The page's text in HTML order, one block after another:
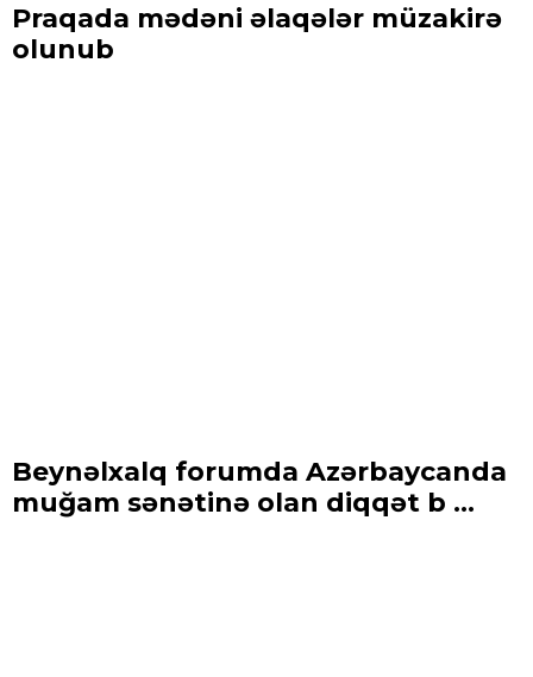
Praqada mədəni əlaqələr müzakirə
olunub
Beynəlxalq forumda Azərbaycanda
muğam sənətinə olan diqqət b ...